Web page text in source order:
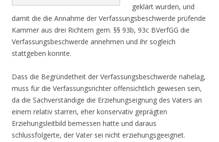
geklärt wurden, und
damit die die Annahme der Verfassungsbeschwerde prüfende
Kammer aus drei Richtern gem. §§ 93b, 93c BVerfGG die
Verfassungsbeschwerde annehmen und ihr sogleich
stattgeben konnte.
Dass die Begründetheit der Verfassungsbeschwerde nahelag,
muss für die Verfassungsrichter offensichtlich gewesen sein,
da die Sachverständige die Erziehungseignung des Vaters an
einem relativ starren, eher konservativ geprägten
Erziehungsleitbild bemessen hatte und daraus
schlussfolgerte, der Vater sei nicht erziehungsgeeignet.